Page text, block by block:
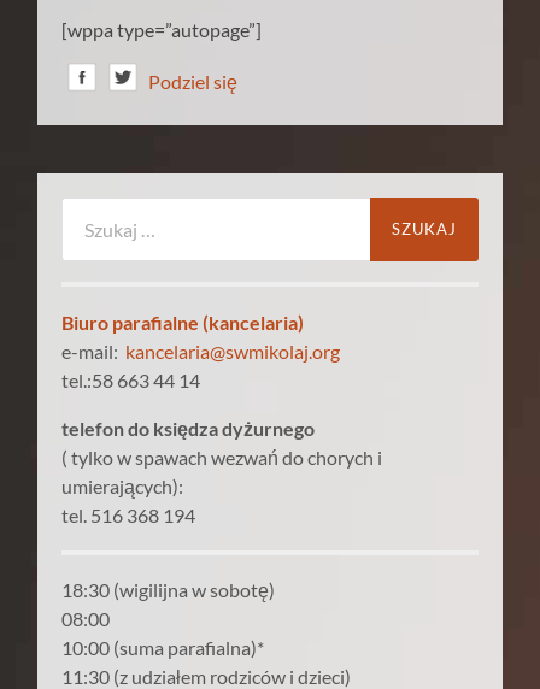
[wppa type=”autopage”]
Podziel się
Biuro parafialne (kancelaria)
e-mail: kancelaria@swmikolaj.org
tel.:58 663 44 14
telefon do księdza dyżurnego
( tylko w spawach wezwań do chorych i
umierających):
tel. 516 368 194
18:30 (wigilijna w sobotę)
08:00
10:00 (suma parafialna)*
11:30 (z udziałem rodziców i dzieci)